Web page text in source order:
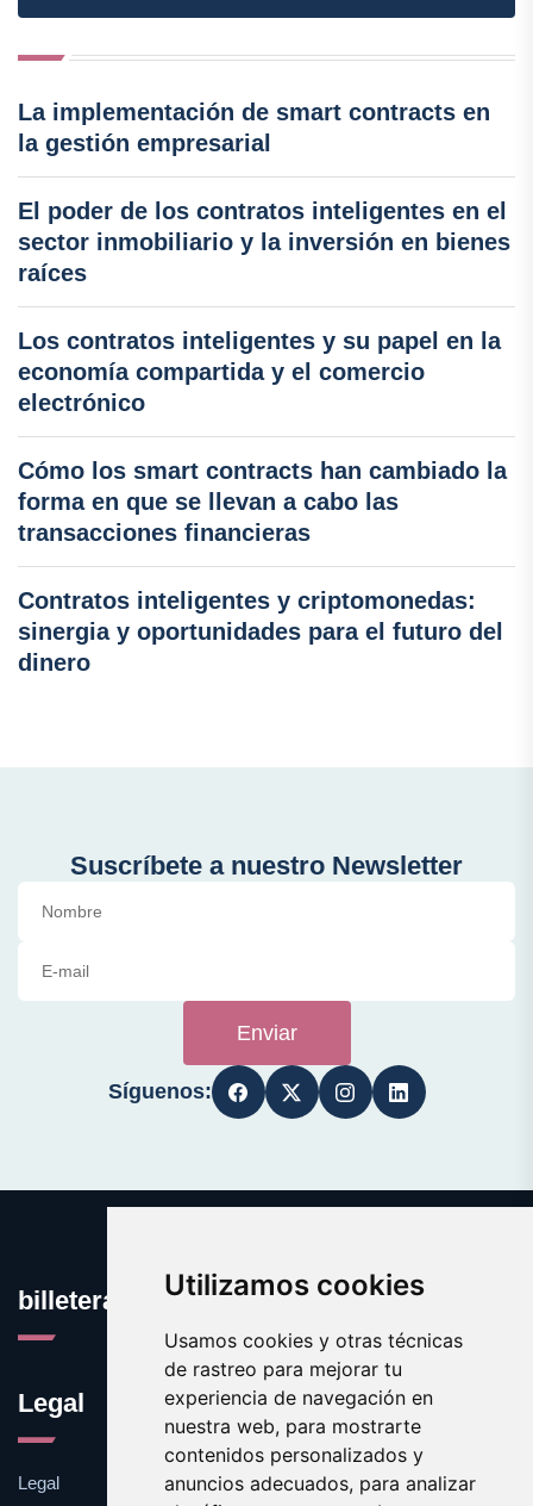
Utilizamos cookies
Usamos cookies y otras técnicas
de rastreo para mejorar tu
experiencia de navegación en
nuestra web, para mostrarte
contenidos personalizados y
anuncios adecuados, para analizar
La implementación de smart contracts en
la gestión empresarial
El poder de los contratos inteligentes en el
sector inmobiliario y la inversión en bienes
raíces
Los contratos inteligentes y su papel en la
economía compartida y el comercio
electrónico
Cómo los smart contracts han cambiado la
forma en que se llevan a cabo las
transacciones financieras
Contratos inteligentes y criptomonedas:
sinergia y oportunidades para el futuro del
dinero
Suscríbete a nuestro Newsletter
Enviar
Síguenos:
billeteras.org
Legal
Legal